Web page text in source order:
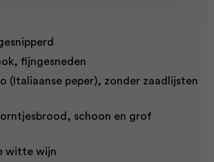
fijngesneden
(Italiaanse peper), zonder zaadlijsten
schoon en grof
witte wijn